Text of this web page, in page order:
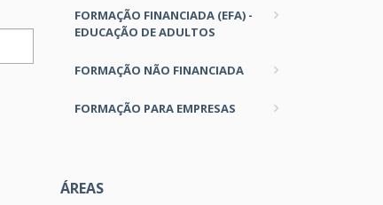
FORMAÇÃO FINANCIADA (EFA) -
EDUCAÇÃO DE ADULTOS
FORMAÇÃO NÃO FINANCIADA
FORMAÇÃO PARA EMPRESAS
ÁREAS